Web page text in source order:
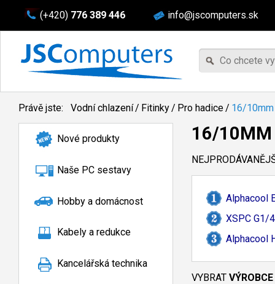
(+420) 776 389 446 info@jscomputers.sk
Právě jste: Vodní chlazení/ Fitinky/ Pro hadice/ 16/10mm
Nové produkty
Naše PC sestavy
Hobby a domácnost
Kabely a redukce
Kancelářská technika
16/10MM
Alphacool
XSPC G1/
Alphacool
VYBRAT VÝROBCE